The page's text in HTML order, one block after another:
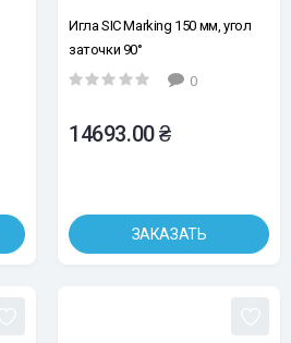
Игла SIC Marking 150 мм, угол
заточки 90°
0
14693.00 ₴
ЗАКАЗАТЬ